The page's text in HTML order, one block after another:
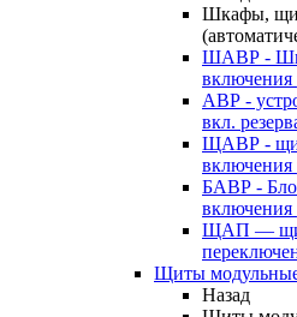
Шкафы,
ШАВР -
включения
АВР -
вкл.
ЩАВР - щит
включения
БАВР -
включения
ЩАП —
Щиты модульные
Назад